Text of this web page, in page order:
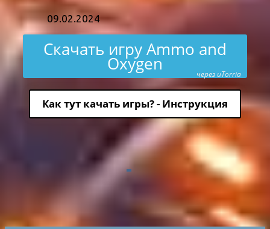
09.02.2024
Скачать игру Ammo and
Oxygen через uTorria
Как тут качать игры? - Инструкция